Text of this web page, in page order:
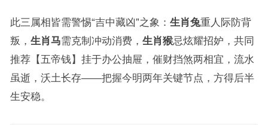
此三属相皆需警惕“吉中藏凶”之象： 生肖兔重人际防背
叛， 生肖马需克制冲动消费， 生肖猴忌炫耀招妒，共同
推荐【五帝钱】挂于办公抽屉，催财挡煞两相宜，流水
虽逝，沃土长存——把握今明两年关键节点，方得后半
生安稳。